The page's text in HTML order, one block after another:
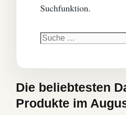
Suchfunktion.
Suche
Die beliebtesten
Produkte im